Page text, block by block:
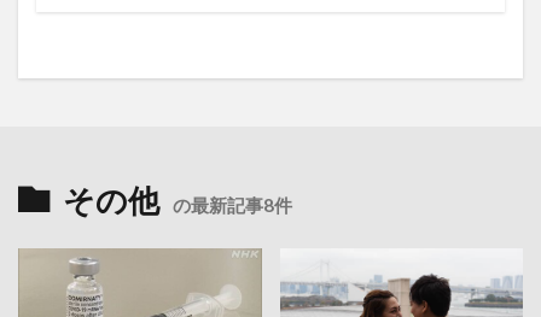
その他 の最新記事8件